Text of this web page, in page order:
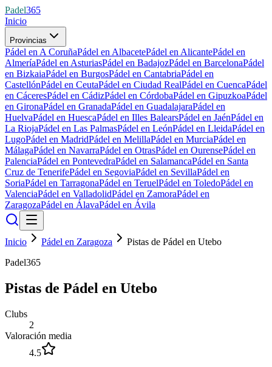
Padel365
Inicio
Provincias
Pádel en A CoruñaPádel en AlbacetePádel en AlicantePádel en
AlmeríaPádel en AsturiasPádel en BadajozPádel en BarcelonaPádel
en BizkaiaPádel en BurgosPádel en CantabriaPádel en
CastellónPádel en CeutaPádel en Ciudad RealPádel en CuencaPádel
en CáceresPádel en CádizPádel en CórdobaPádel en GipuzkoaPádel
en GironaPádel en GranadaPádel en GuadalajaraPádel en
HuelvaPádel en HuescaPádel en Illes BalearsPádel en JaénPádel en
La RiojaPádel en Las PalmasPádel en LeónPádel en LleidaPádel en
LugoPádel en MadridPádel en MelillaPádel en MurciaPádel en
MálagaPádel en NavarraPádel en OtrasPádel en OurensePádel en
PalenciaPádel en PontevedraPádel en SalamancaPádel en Santa
Cruz de TenerifePádel en SegoviaPádel en SevillaPádel en
SoriaPádel en TarragonaPádel en TeruelPádel en ToledoPádel en
ValenciaPádel en ValladolidPádel en ZamoraPádel en
ZaragozaPádel en ÁlavaPádel en Ávila
Inicio Pádel en Zaragoza
Pistas de Pádel en Utebo
Padel365
Pistas de Pádel en Utebo
Clubs
2
Valoración media
4.5